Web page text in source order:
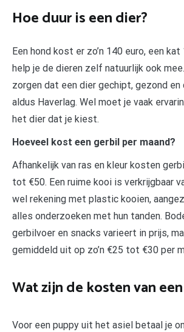
Hoe duur is een dier?
Een hond kost er zo’n 140 euro, een kat
help je de dieren zelf natuurlijk ook
zorgen dat een dier gechipt, gezond en
aldus Haverlag. Wel moet je vaak
het dier dat je kiest.
Hoeveel kost een gerbil per maand?
Afhankelijk van ras en kleur kosten
tot €50. Een ruime kooi is verkrijgbaar
wel rekening met plastic kooien,
alles onderzoeken met hun tanden.
gerbilvoer en snacks varieert in prijs,
gemiddeld uit op zo’n €25 tot €30 per
Wat zijn de kosten van
Voor een puppy uit het asiel betaal je